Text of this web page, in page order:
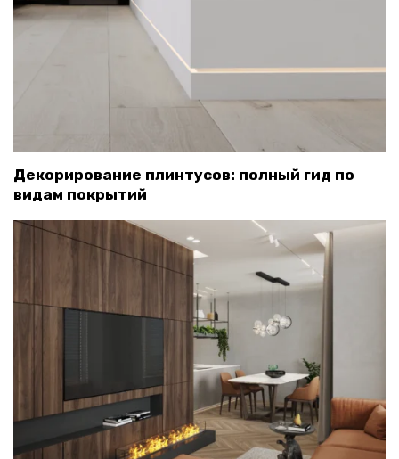
Декорирование плинтусов: полный гид по
видам покрытий